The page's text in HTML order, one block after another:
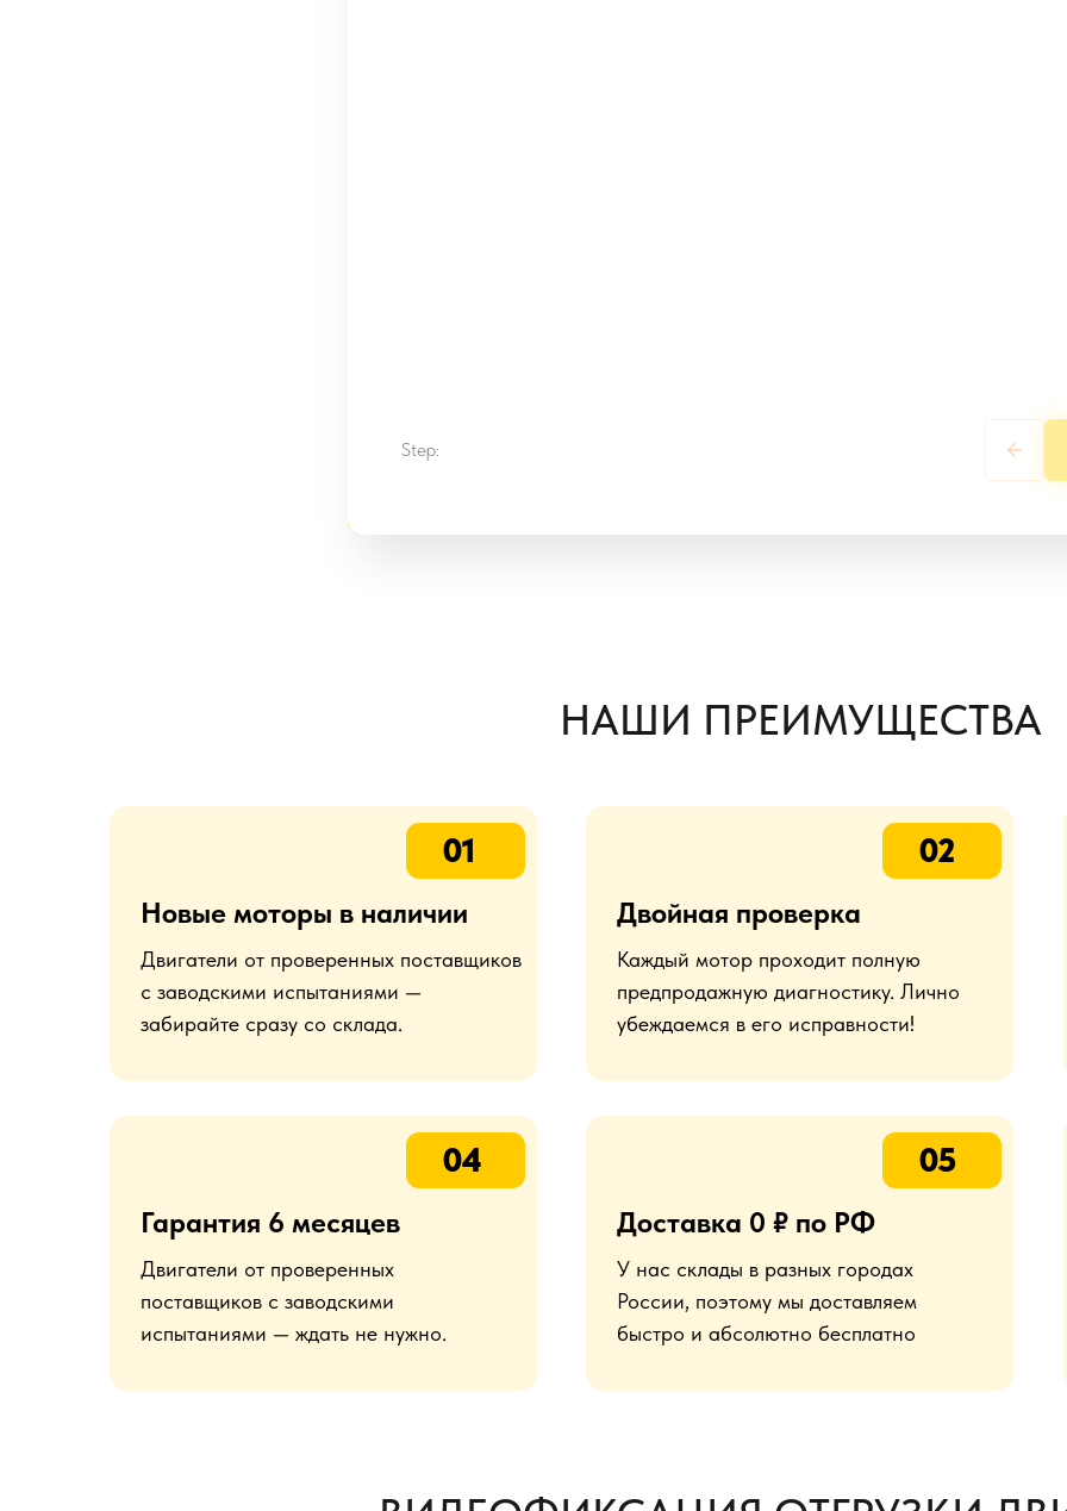
Step:
НАШИ ПРЕИМУЩЕСТВА
Двигатели от проверенных поставщиков
с заводскими испытаниями —
забирайте сразу со склада.
Новые моторы в наличии
01
Каждый мотор проходит полную
предпродажную диагностику. Лично
убеждаемся в его исправности!
Двойная проверка
02
Двигатели от проверенных
поставщиков с заводскими
испытаниями — ждать не нужно.
Гарантия 6 месяцев
04
У нас склады в разных городах
России, поэтому мы доставляем
быстро и абсолютно бесплатно
Доставка 0 ₽ по РФ
05